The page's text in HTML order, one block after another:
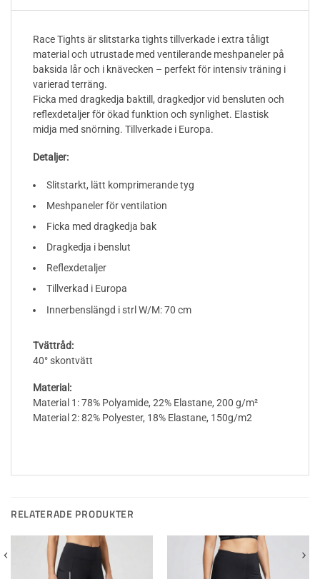
Race Tights är slitstarka tights tillverkade i extra tåligt
material och utrustade med ventilerande meshpaneler på
baksida lår och i knävecken – perfekt för intensiv träning i
varierad terräng.
Ficka med dragkedja baktill, dragkedjor vid bensluten och
reflexdetaljer för ökad funktion och synlighet. Elastisk
midja med snörning. Tillverkade i Europa.
Detaljer:
Slitstarkt, lätt komprimerande tyg
Meshpaneler för ventilation
Ficka med dragkedja bak
Dragkedja i benslut
Reflexdetaljer
Tillverkad i Europa
Innerbenslängd i strl W/M: 70 cm
Tvättråd:
40° skontvätt
Material:
Material 1: 78% Polyamide, 22% Elastane, 200 g/m²
Material 2: 82% Polyester, 18% Elastane, 150g/m2
RELATERADE PRODUKTER